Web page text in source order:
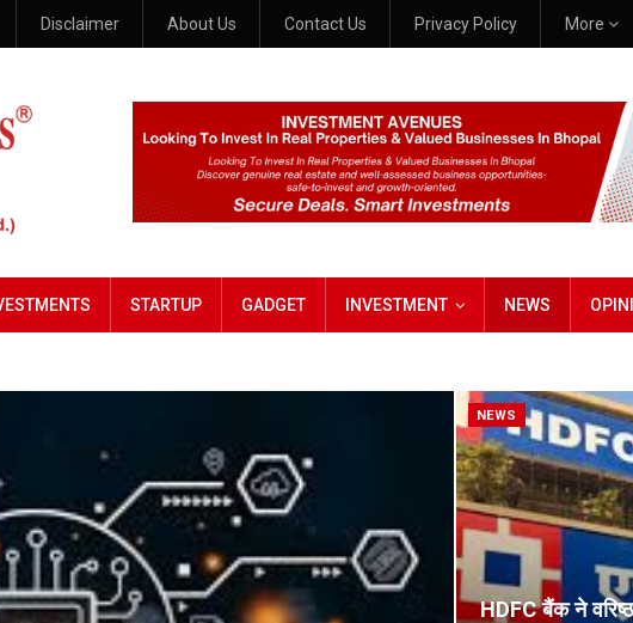
Disclaimer About Us Contact Us Privacy Policy More
STARTUP GADGET INVESTMENT NEWS
NEWS
HDFC बैंक ने